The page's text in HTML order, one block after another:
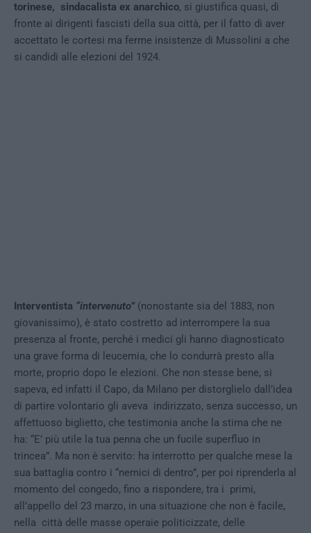
torinese, sindacalista ex anarchico, si giustifica quasi, di
fronte ai dirigenti fascisti della sua città, per il fatto di aver
accettato le cortesi ma ferme insistenze di Mussolini a che
si candidi alle elezioni del 1924.
Interventista “intervenuto” (nonostante sia del 1883, non
giovanissimo), è stato costretto ad interrompere la sua
presenza al fronte, perché i medici gli hanno diagnosticato
una grave forma di leucemia, che lo condurrà presto alla
morte, proprio dopo le elezioni. Che non stesse bene, si
sapeva, ed infatti il Capo, da Milano per distorglielo dall’idea
di partire volontario gli aveva indirizzato, senza successo, un
affettuoso biglietto, che testimonia anche la stima che ne
ha: “E’ più utile la tua penna che un fucile superfluo in
trincea”. Ma non è servito: ha interrotto per qualche mese la
sua battaglia contro i “nemici di dentro”, per poi riprenderla al
momento del congedo, fino a rispondere, tra i primi,
all’appello del 23 marzo, in una situazione che non è facile,
nella città delle masse operaie politicizzate, delle